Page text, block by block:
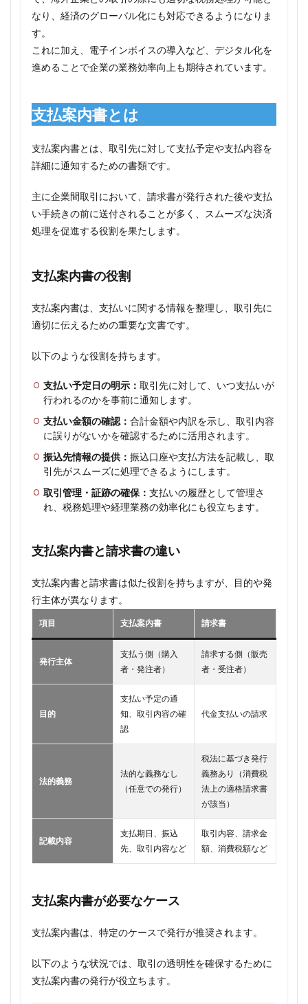
なり、経済のグローバル化にも対応できるようになりま
す。
これに加え、電子インボイスの導入など、デジタル化を
進めることで企業の業務効率向上も期待されています。
支払案内書とは
支払案内書とは、取引先に対して支払予定や支払内容を
詳細に通知するための書類です。
主に企業間取引において、請求書が発行された後や支払
い手続きの前に送付されることが多く、スムーズな決済
処理を促進する役割を果たします。
支払案内書の役割
支払案内書は、支払いに関する情報を整理し、取引先に
適切に伝えるための重要な文書です。
以下のような役割を持ちます。
支払い予定日の明示： 取引先に対して、いつ支払いが
行われるのかを事前に通知します。
支払い金額の確認： 合計金額や内訳を示し、取引内容
に誤りがないかを確認するために活用されます。
振込先情報の提供： 振込口座や支払方法を記載し、取
引先がスムーズに処理できるようにします。
取引管理・証跡の確保： 支払いの履歴として管理さ
れ、税務処理や経理業務の効率化にも役立ちます。
支払案内書と請求書の違い
支払案内書と請求書は似た役割を持ちますが、目的や発
行主体が異なります。
項目 支払案内書 請求書
発行主体
支払う側（購入
者・発注者）
請求する側（販売
者・受注者）
目的
支払い予定の通
知、取引内容の確
認
代金支払いの請求
法的義務
法的な義務なし
（任意での発行）
税法に基づき発行
義務あり（消費税
法上の適格請求書
が該当）
記載内容
支払期日、振込
先、取引内容など
取引内容、請求金
額、消費税額など
支払案内書が必要なケース
支払案内書は、特定のケースで発行が推奨されます。
以下のような状況では、取引の透明性を確保するために
支払案内書の発行が役立ちます。